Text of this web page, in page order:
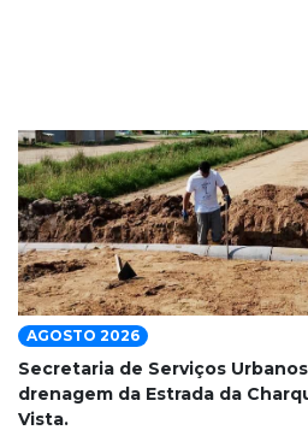
AGOSTO 2026
Secretaria de Serviços
drenagem da Estrada da
Vista.